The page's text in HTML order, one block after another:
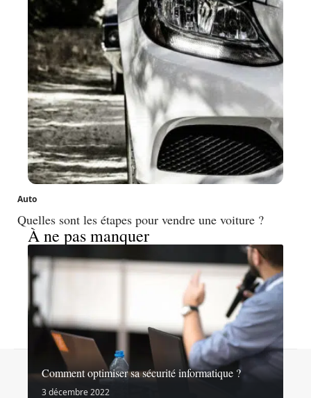
Auto
Quelles sont les étapes pour vendre une voiture ?
À ne pas manquer
Comment optimiser sa sécurité informatique ?
3 décembre 2022© 2026 | noslibertes.org
Mentions légales Sitemap